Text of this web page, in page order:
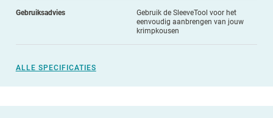
Gebruiksadvies
Gebruik de SleeveTool voor het
eenvoudig aanbrengen van jouw
krimpkousen
ALLE SPECIFICATIES